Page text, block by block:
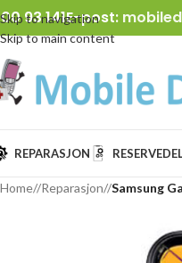
Skip to navigation
Skip to main content
93 141E-post:
REPARASJON
Home/ Reparasjon/ Samsung